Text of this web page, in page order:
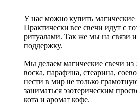
У нас можно купить магические
Практически все свечи идут с
ритуалами. Так же мы на связи и
поддержку.
Мы делаем магические свечи
воска, парафина, стеарина,
нести в мир не только
заниматься эзотерическим
кота и аромат кофе.